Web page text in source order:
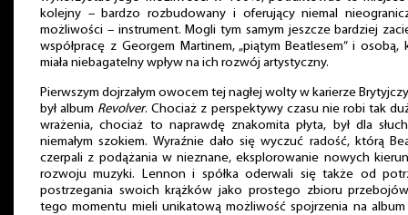
kolejny – bardzo rozbudowany i oferujący niemal
możliwości – instrument. Mogli tym samym jeszcze bardziej
współpracę z Georgem Martinem, „piątym Beatlesem” i osobą,
miała niebagatelny wpływ na ich rozwój artystyczny.
Pierwszym dojrzałym owocem tej nagłej wolty w karierze
był album Revolver. Chociaż z perspektywy czasu nie robi tak
wrażenia, chociaż to naprawdę znakomita płyta, był dla
niemałym szokiem. Wyraźnie dało się wyczuć radość, którą
czerpali z podążania w nieznane, eksplorowanie nowych
rozwoju muzyki. Lennon i spółka oderwali się także od
postrzegania swoich krążków jako prostego zbioru
tego momentu mieli unikatową możliwość spojrzenia na